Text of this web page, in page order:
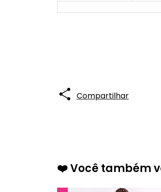
Compartilhar
❤️ Você também